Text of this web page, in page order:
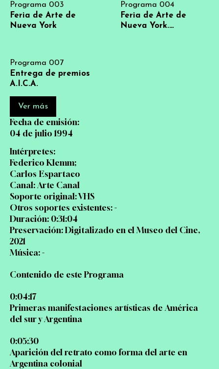
Fecha de emisión:
04 de julio 1994
Intérpretes:
Federico Klemm;
Carlos Espartaco
Canal: Arte Canal
Soporte original: VHS
Otros soportes existentes: -
Duración: 0:31:04
Preservación: Digitalizado en el Museo del Cine,
2021
Música: -
Contenido de este Programa
0:04:17
Primeras manifestaciones artísticas de América
del sur y Argentina
0:05:30
Aparición del retrato como forma del arte en
Argentina colonial
Programa 003
Feria de Arte de
Nueva York
Programa 004
Feria de Arte de
Nueva York.
Programa 007
Entrega de premios
A.I.C.A.
Ver más